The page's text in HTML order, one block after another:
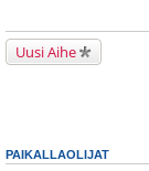
Uusi Aihe
PAIKALLAOLIJAT